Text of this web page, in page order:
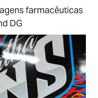
farmacêuticas
DG